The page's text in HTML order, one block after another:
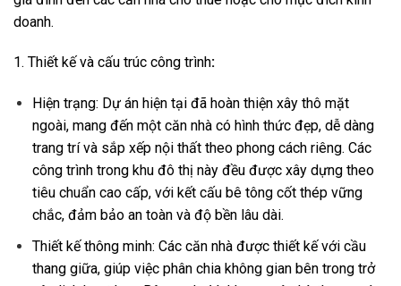
doanh.
1. Thiết kế và cấu trúc công trình:
Hiện trạng: Dự án hiện tại đã hoàn thiện xây thô mặt
ngoài, mang đến một căn nhà có hình thức đẹp, dễ dàng
trang trí và sắp xếp nội thất theo phong cách riêng. Các
công trình trong khu đô thị này đều được xây dựng theo
tiêu chuẩn cao cấp, với kết cấu bê tông cốt thép vững
chắc, đảm bảo an toàn và độ bền lâu dài.
Thiết kế thông minh: Các căn nhà được thiết kế với cầu
thang giữa, giúp việc phân chia không gian bên trong trở